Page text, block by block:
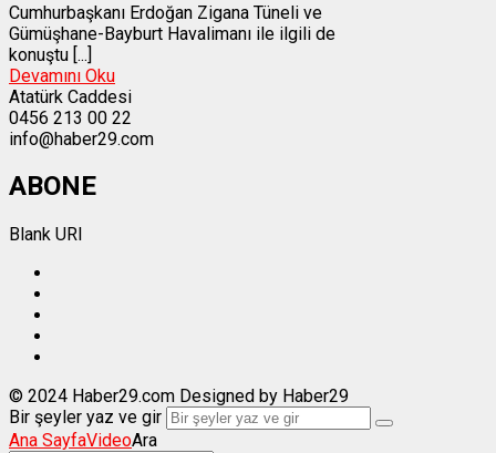
Cumhurbaşkanı Erdoğan Zigana Tüneli ve
Gümüşhane-Bayburt Havalimanı ile ilgili de
konuştu [...]
Devamını Oku
Atatürk Caddesi
0456 213 00 22
info@haber29.com
ABONE
Blank URI
© 2024 Haber29.com Designed by Haber29
Bir şeyler yaz ve gir
Ana SayfaVideoAra